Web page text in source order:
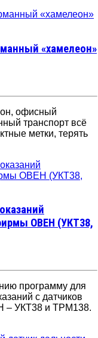
«хамелеон»
офисный
транспорт всё
метки, терять
ОВЕН (УКТ38,
программу для
с датчиков
– УКТ38 и ТРМ138.